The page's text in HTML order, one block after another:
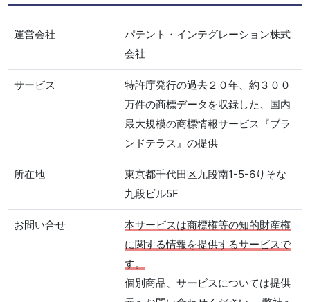
運営会社
パテント・インテグレーション株式
会社
サービス
特許庁発行の過去２０年、約３００
万件の商標データを収録した、国内
最大規模の商標情報サービス『ブラ
ンドテラス』の提供
所在地
東京都千代田区九段南1-5-6りそな
九段ビル5F
お問い合せ
本サービスは商標権等の知的財産権
に関する情報を提供するサービスで
す。
個別商品、サービスについては提供